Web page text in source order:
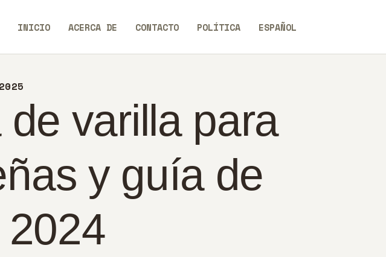
INICIO ACERCA DE CONTACTO POLÍTICA ESPAÑOL
varilla para
y guía de